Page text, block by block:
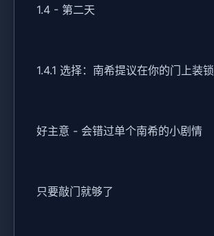
1.4 - 第二天
1.4.1 选择：南希提议在你的门上装锁
好主意 - 会错过单个南希的小剧情
只要敲门就够了